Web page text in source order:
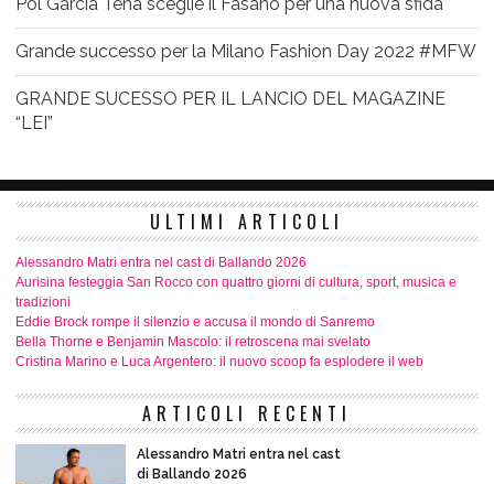
Grande successo per la Milano Fashion Day 2022 #MFW
GRANDE SUCESSO PER IL LANCIO DEL MAGAZINE
“LEI”
ULTIMI ARTICOLI
Alessandro Matri entra nel cast di Ballando 2026
Aurisina festeggia San Rocco con quattro giorni di cultura, sport, musica e
tradizioni
Eddie Brock rompe il silenzio e accusa il mondo di Sanremo
Bella Thorne e Benjamin Mascolo: il retroscena mai svelato
Cristina Marino e Luca Argentero: il nuovo scoop fa esplodere il web
ARTICOLI RECENTI
Alessandro Matri entra nel cast
di Ballando 2026